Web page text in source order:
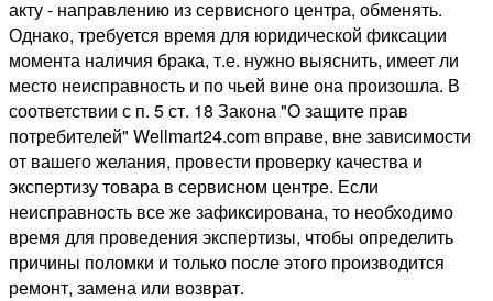
акту - направлению из сервисного центра, обменять.
Однако, требуется время для юридической фиксации
момента наличия брака, т.е. нужно выяснить, имеет ли
место неисправность и по чьей вине она произошла. В
соответствии с п. 5 ст. 18 Закона "О защите прав
потребителей" Wellmart24.com вправе, вне зависимости
от вашего желания, провести проверку качества и
экспертизу товара в сервисном центре. Если
неисправность все же зафиксирована, то необходимо
время для проведения экспертизы, чтобы определить
причины поломки и только после этого производится
ремонт, замена или возврат.